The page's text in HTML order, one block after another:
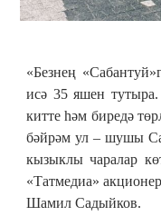
«Безнең
исә 35 яшен
китте һәм биредә
бәйрәм ул – шушы
кызыклы чаралар
«Татмедиа»
Шамил Садыйков.